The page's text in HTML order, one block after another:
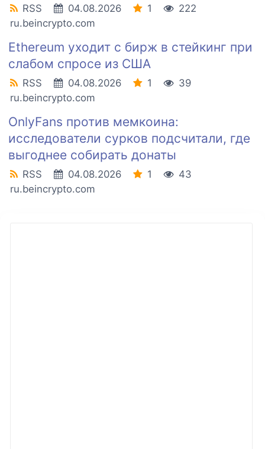
RSS 04.08.2026 1
222
ru.beincrypto.com
Ethereum уходит с бирж в стейкинг при
слабом спросе из США
RSS 04.08.2026 1
39
ru.beincrypto.com
OnlyFans против мемкоина:
исследователи сурков подсчитали, где
выгоднее собирать донаты
RSS 04.08.2026 1
43
ru.beincrypto.com